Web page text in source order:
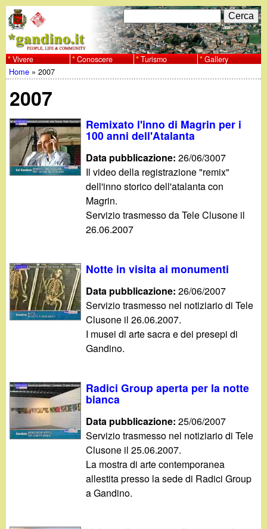
al
contenuto
w
w
w
.
g
d
i
n
.
i
t
F
o
r
d
i
r
i
c
e
c
a
C
e
r
c
Vivere Conoscere Turismo Gallery
Tu
sei
qui
Home »2007
2007
Remixato l'inno di Magrin per i
100 anni dell'Atalanta
Data pubblicazione:26/06/3007
Il video della registrazione "remix"
dell'inno storico dell'atalanta con
Magrin.
Servizio trasmesso da Tele Clusone il
26.06.2007
Notte in visita ai monumenti
Data pubblicazione:26/06/2007
Servizio trasmesso nel notiziario di Tele
Clusone il 26.06.2007.
I musei di arte sacra e dei presepi di
Gandino.
Radici Group aperta per la notte
bianca
Data pubblicazione:25/06/2007
Servizio trasmesso nel notiziario di Tele
Clusone il 25.06.2007.
La mostra di arte contemporanea
allestita presso la sede di Radici Group
a Gandino.